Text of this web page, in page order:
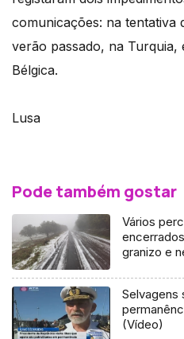
comunicações: na tentativa
verão passado, na Turquia,
Bélgica.
Lusa
Pode também gostar
Vários
granizo e
Selvagens
(Vídeo)